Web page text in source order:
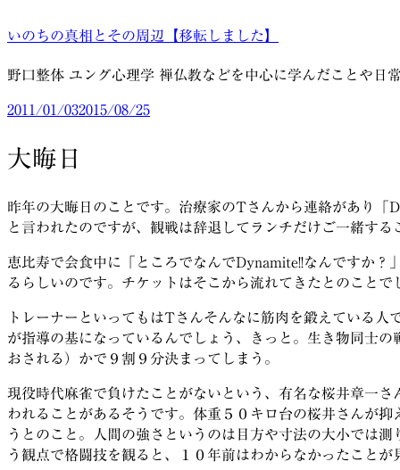
ン
ン
ツ
ス
キ
プ
いのちの真相とその周辺【移転しました】
野口整体 ユング心理学 禅仏教などを中心に学んだことや日
投
日:
2011/01/032015/08/25
大晦日
昨年の大晦日のことです。治療家のTさんから連絡があり「
と言われたのですが、観戦は辞退してランチだけご一緒する
恵比寿で会食中に「ところでなんでDynamite!!なんですか
るらしいのです。チケットはそこから流れてきたとのことで
トレーナーといってもはTさんそんなに筋肉を鍛えている
が指導の基になっているんでしょう、きっと。生き物同士
おされる）かで９割９分決まってしまう。
現役時代麻雀で負けたことがないという、有名な桜井章一
われることがあるそうです。体重５０キロ台の桜井さんが
うとのこと。人間の強さというのは目方や寸法の大小では
う観点で格闘技を観ると、１０年前はわからなかったことが